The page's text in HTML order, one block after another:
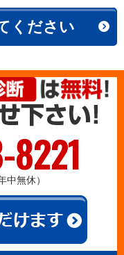
ください
中無休）